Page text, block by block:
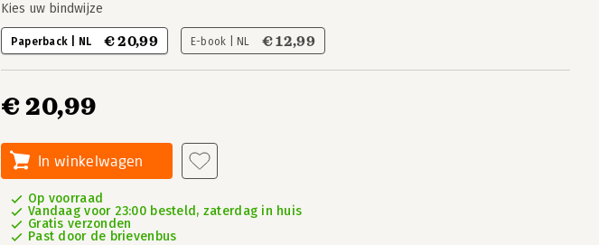
Kies uw bindwijze
Paperback | NL € 20,99 E-book | NL € 12,99
€ 20,99
In winkelwagen
Op voorraad
Vandaag voor 23:00 besteld, zaterdag in huis
Gratis verzonden
Past door de brievenbus